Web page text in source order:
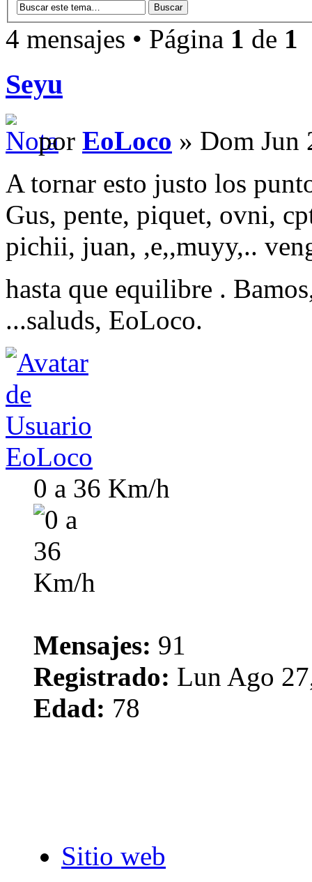
4 mensajes • Página 1 de 1
Seyu
por EoLoco » Dom Jun
A tornar esto justo los
Gus, pente, piquet, ovni,
pichii, juan, ,e,,muyy,..
hasta que equilibre .
...saluds, EoLoco.
EoLoco
0 a 36 Km/h
Mensajes: 91
Registrado: Lun Ago
Edad: 78
Sitio web